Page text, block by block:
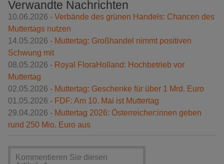
Verwandte Nachrichten
10.06.2026 - Verbände des grünen Handels: Chancen des
Muttertags nutzen
14.05.2026 - Muttertag: Großhandel nimmt positiven
Schwung mit
08.05.2026 - Royal FloraHolland: Hochbetrieb vor
Muttertag
02.05.2026 - Muttertag: Geschenke für über 1 Mrd. Euro
01.05.2026 - FDF: Am 10. Mai ist Muttertag
29.04.2026 - Muttertag 2026: Österreicher:innen geben
rund 250 Mio. Euro aus